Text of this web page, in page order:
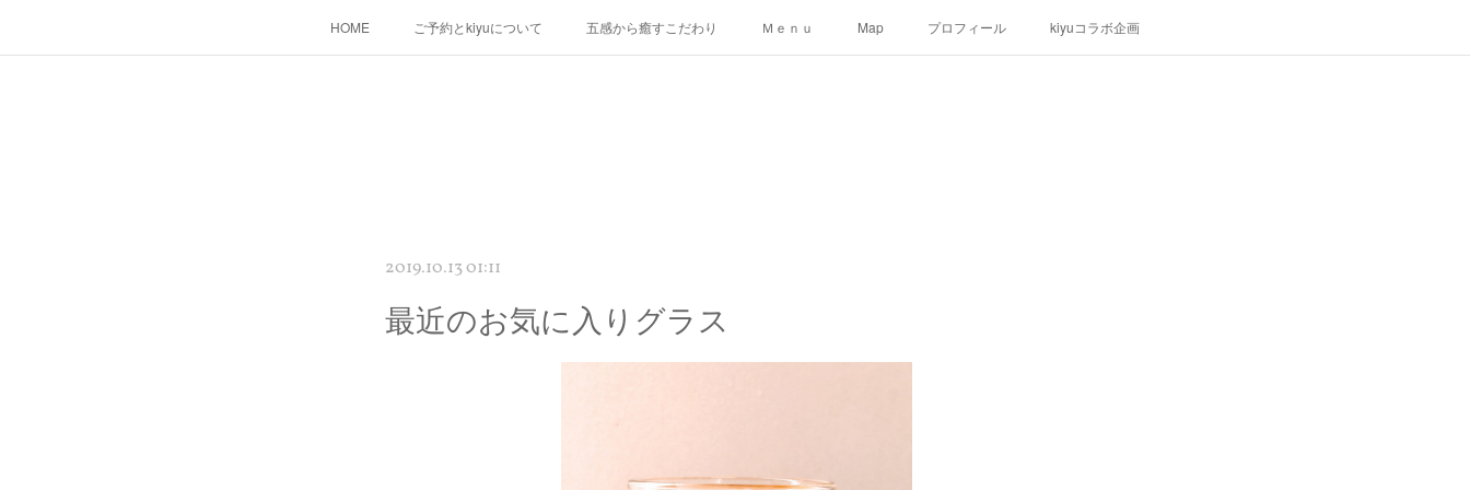
HOME ご予約とkiyuについて 五感から癒すこだわり Ｍｅｎｕ Map プロフィール kiyuコラボ企画
2019.10.13 01:11
最近のお気に入りグラス